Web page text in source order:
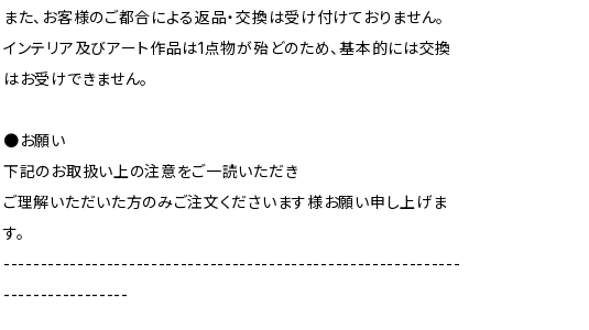
また、お客様のご都合による返品・交換は受け付けておりません。
インテリア及びアート作品は1点物が殆どのため、基本的には交換
はお受けできません。
●お願い
下記のお取扱い上の注意をご一読いただき
ご理解いただいた方のみご注文くださいます様お願い申し上げま
す。
--------------------------------------------------------------
-----------------